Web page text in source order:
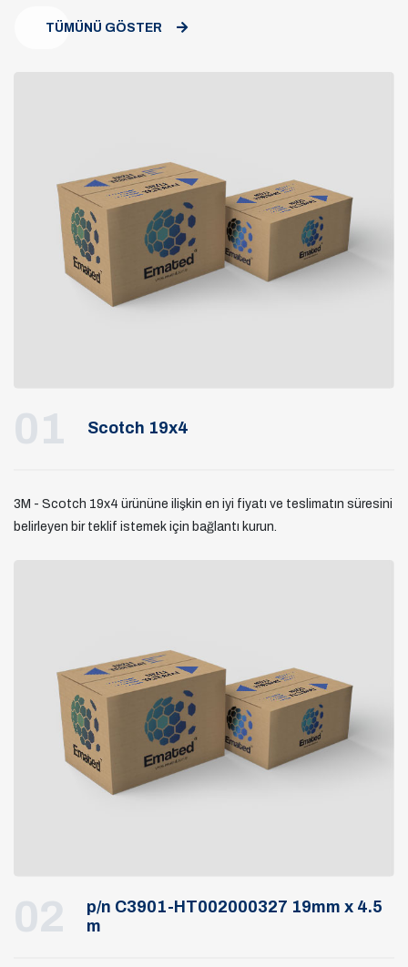
TÜMÜNÜ GÖSTER
01 Scotch 19x4
3M - Scotch 19x4 ürününe ilişkin en iyi fiyatı ve teslimatın süresini
belirleyen bir teklif istemek için bağlantı kurun.
02
p/n C3901-HT002000327 19mm x 4.5
m